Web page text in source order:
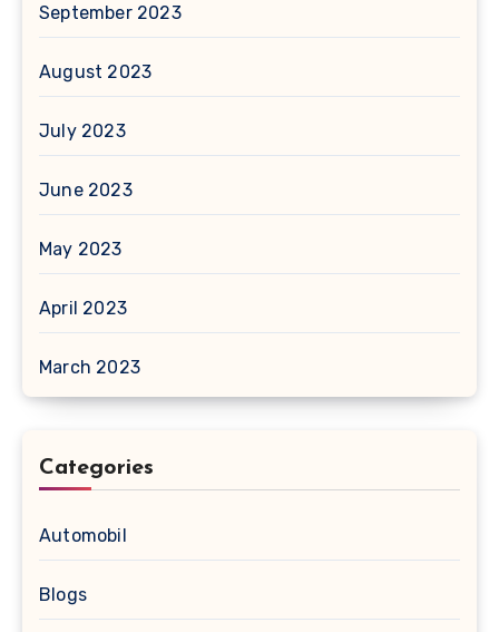
September 2023
August 2023
July 2023
June 2023
May 2023
April 2023
March 2023
Categories
Automobil
Blogs